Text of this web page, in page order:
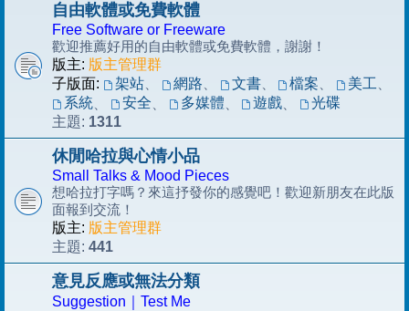
自由軟體或免費軟體
Free Software or Freeware
歡迎推薦好用的自由軟體或免費軟體，謝謝！
版主: 版主管理群
子版面:
架站、 網路 文書、 檔案 美工
系統、 安全 多媒體 遊戲
光碟
主題: 1311
休閒哈拉與心情小品
Small Talks & Mood Pieces
想哈拉打字嗎？來這抒發你的感覺吧！歡迎新朋友在此版
面報到交流！
版主: 版主管理群
主題: 441
意見反應或無法分類
Suggestion｜Test Me